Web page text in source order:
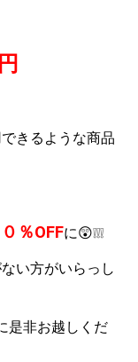
きるような商品
％OFFに😲❕❕❕
い方がいらっし
是非お越しくだ